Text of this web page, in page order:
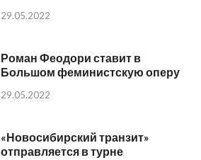
29.05.2022
Роман Феодори ставит в
Большом феминистскую оперу
29.05.2022
«Новосибирский транзит»
отправляется в турне